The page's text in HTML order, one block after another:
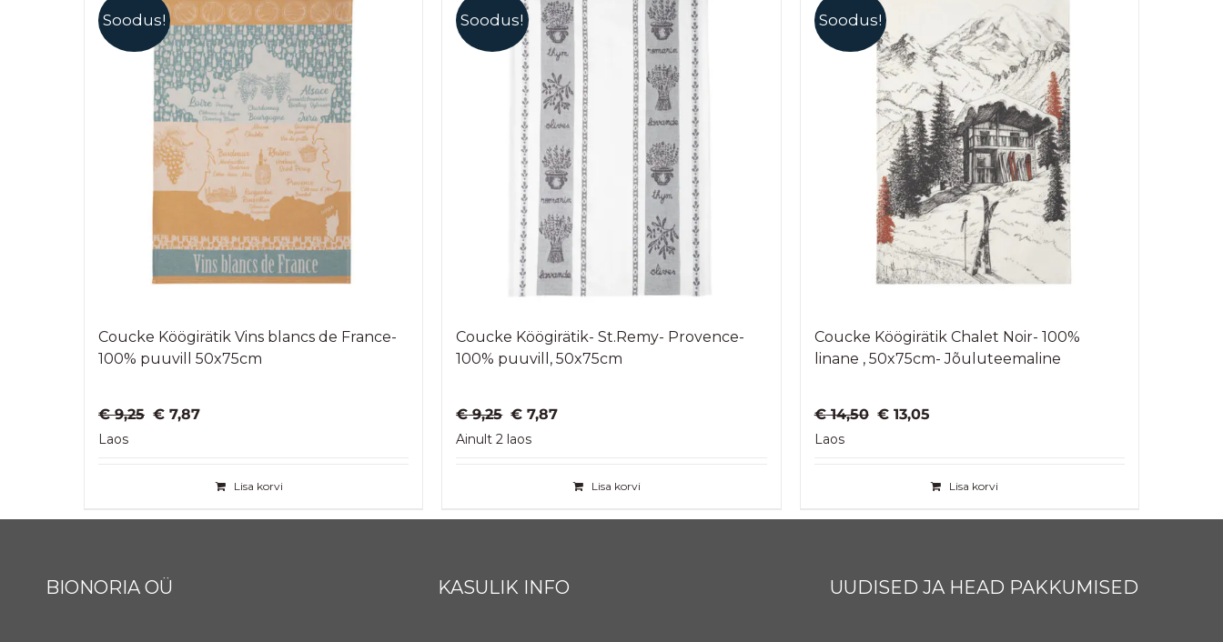
Soodus!
Coucke Köögirätik Vins blancs de France-
100% puuvill 50x75cm
€9,25 Algne
€ 7,87Praegune
€ 7,87.
Laos
Lisa korvi
Soodus!
Coucke Köögirätik- St.Remy- Provence-
100% puuvill, 50x75cm
€9,25 Algne
hind
€ 7,87Praegune
€ 7,87.
Ainult 2 laos
Lisa korvi
Soodus!
Coucke Köögirätik Chalet Noir- 100%
linane , 50x75cm- Jõuluteemaline
€14,50 Algne
€13,05Praegune
€ 13,05.
Laos
Lisa korvi
BIONORIA OÜ KASULIK INFO UUDISED JA HEAD PAKKUMISED